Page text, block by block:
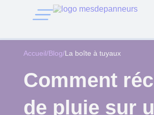
Accueil/Blog/La boîte à tuyaux
Comment
de pluie sur